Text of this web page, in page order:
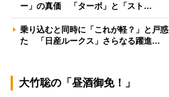
ー」の真価 「ターボ」と「スト…
乗り込むと同時に「これが軽？」と戸
た 「日産ルークス」さらなる躍進…
大竹聡の「昼酒御免！」